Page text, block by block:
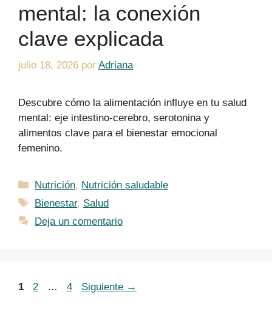
mental: la conexión
clave explicada
julio 18, 2026 por Adriana
Descubre cómo la alimentación influye en tu salud
mental: eje intestino-cerebro, serotonina y
alimentos clave para el bienestar emocional
femenino.
Categorías
Nutrición, Nutrición saludable
Etiquetas
Bienestar, Salud
Deja un comentario
Página
1 Página
2 … Página
4 Siguiente →